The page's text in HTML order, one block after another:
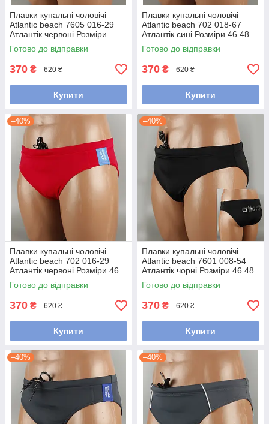
Плавки купальні чоловічі
Atlantic beach 7605 016-29
Атлантік червоні Розміри
46/48
Готово до відправки
370 ₴ 620 ₴
Купити
Плавки купальні чоловічі
Atlantic beach 702 018-67
Атлантік сині Розміри 46 48
Готово до відправки
370 ₴ 620 ₴
Купити
–40%
Плавки купальні чоловічі
Atlantic beach 702 016-29
Атлантік червоні Розміри 46
48 50
Готово до відправки
370 ₴ 620 ₴
Купити
–40%
Плавки купальні чоловічі
Atlantic beach 7601 008-54
Атлантік чорні Розміри 46 48
50
Готово до відправки
370 ₴ 620 ₴
Купити
–40% –40%